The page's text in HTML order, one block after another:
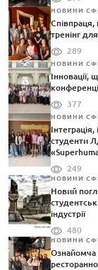
НОВИНИ
тренінг
289
НОВИНИ
Інновації,
377
НОВИНИ
студенти
249
НОВИНИ
Новий
індустрії
480
НОВИНИ
Ознайомча